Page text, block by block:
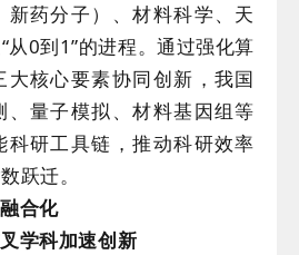
新药分子）、材料科学、天
从0到1”的进程。通过强化算
大核心要素协同创新，我国
、量子模拟、材料基因组等
科研工具链，推动科研效率
跃迁。
合化
学科加速创新